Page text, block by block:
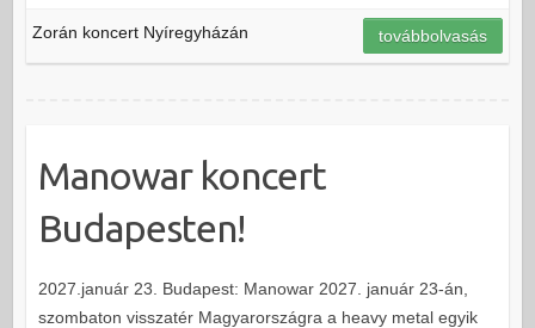
Zorán koncert Nyíregyházán továbbolvasás
Manowar koncert
Budapesten!
2027.január 23. Budapest: Manowar 2027. január 23-án,
szombaton visszatér Magyarországra a heavy metal egyik